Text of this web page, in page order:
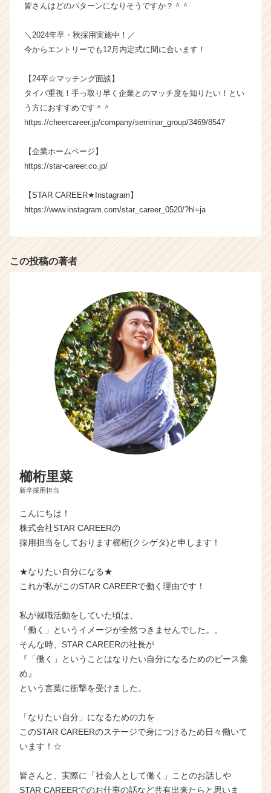
皆さんはどのパターンになりそうですか？＾＾
＼2024年卒・秋採用実施中！／
今からエントリーでも12月内定式に間に合います！
【24卒☆マッチング面談】
タイパ重視！手っ取り早く企業とのマッチ度を知りたい！とい
う方におすすめです＾＾
https://cheercareer.jp/company/seminar_group/3469/8547
【企業ホームページ】
https://star-career.co.jp/
【STAR CAREER★Instagram】
https://www.instagram.com/star_career_0520/?hl=ja
この投稿の著者
櫛桁里菜
新卒採用担当
こんにちは！
株式会社STAR CAREERの
採用担当をしております櫛桁(クシゲタ)と申します！
★なりたい自分になる★
これが私がこのSTAR CAREERで働く理由です！
私が就職活動をしていた頃は、
「働く」というイメージが全然つきませんでした。。
そんな時、STAR CAREERの社長が
『「働く」ということはなりたい自分になるためのピース集
め』
という言葉に衝撃を受けました。
「なりたい自分」になるための力を
このSTAR CAREERのステージで身につけるため日々働いて
います！☆
皆さんと、実際に「社会人として働く」ことのお話しや
STAR CAREERでのお仕事の話など共有出来たらと思いま